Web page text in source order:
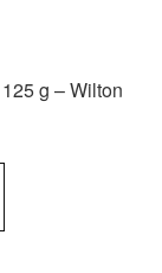
g – Wilton